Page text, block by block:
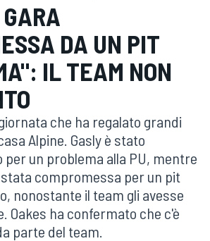
GARA
DA UN PIT
IL TEAM NON
che ha regalato grandi
Alpine. Gasly è stato
un problema alla PU, mentre
stata compromessa per un pit
nonostante il team gli avesse
Oakes ha confermato che c'è
parte del team.